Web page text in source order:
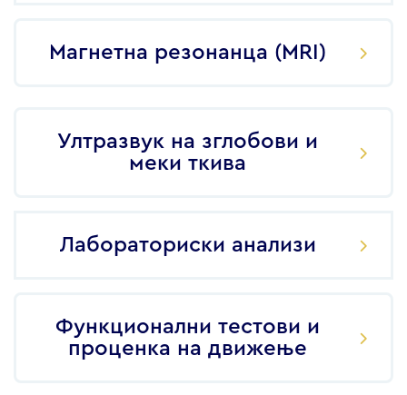
Магнетна резонанца (MRI)
Ултразвук на зглобови и
меки ткива
Лабораториски анализи
Функционални тестови и
проценка на движење